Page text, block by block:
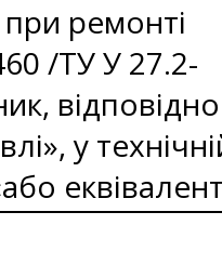
ремонті
/ТУ У 27.2-
у